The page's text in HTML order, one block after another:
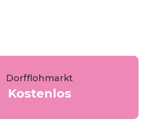
Dorfflohmarkt
Kostenlos